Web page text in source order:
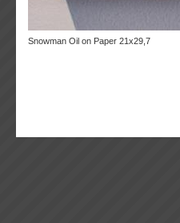
Snowman Oil on Paper 21x29,7